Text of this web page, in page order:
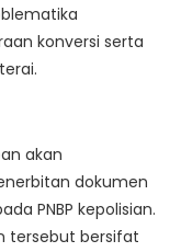
konversi serta
akan
dokumen
PNBP kepolisian.
tersebut bersifat